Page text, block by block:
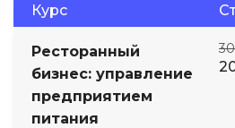
Курс
Ресторанный
бизнес: управление
предприятием
питания